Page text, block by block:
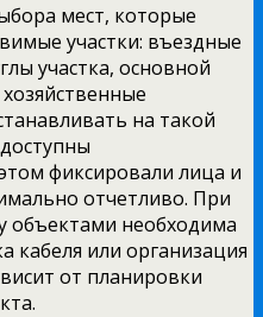
мест, которые
участки: въездные
участка, основной
на такой
фиксировали лица и
отчетливо. При
объектами необходима
кабеля или организация
от планировки